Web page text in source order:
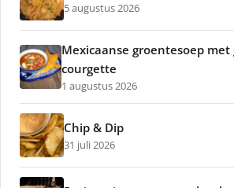
5 augustus 2026
Mexicaanse groentesoep
courgette
1 augustus 2026
Chip & Dip
31 juli 2026